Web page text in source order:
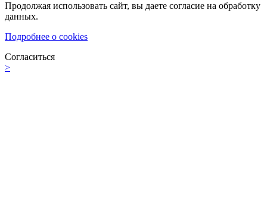
Продолжая использовать сайт, вы даете согласие на обработку
данных.
Подробнее о cookies
Согласиться
>